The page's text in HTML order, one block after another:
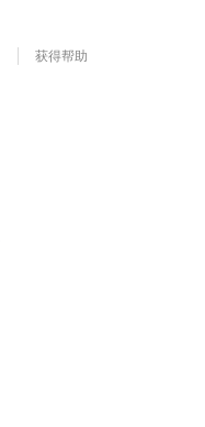
获得帮助